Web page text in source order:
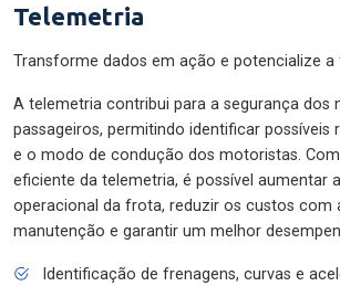
Telemetria
Transforme dados em ação e potencialize a
A telemetria contribui para a segurança dos
passageiros, permitindo identificar possíveis
e o modo de condução dos motoristas.
eficiente da telemetria, é possível aumentar
operacional da frota, reduzir os custos com
manutenção e garantir um melhor
Identificação de frenagens, curvas e